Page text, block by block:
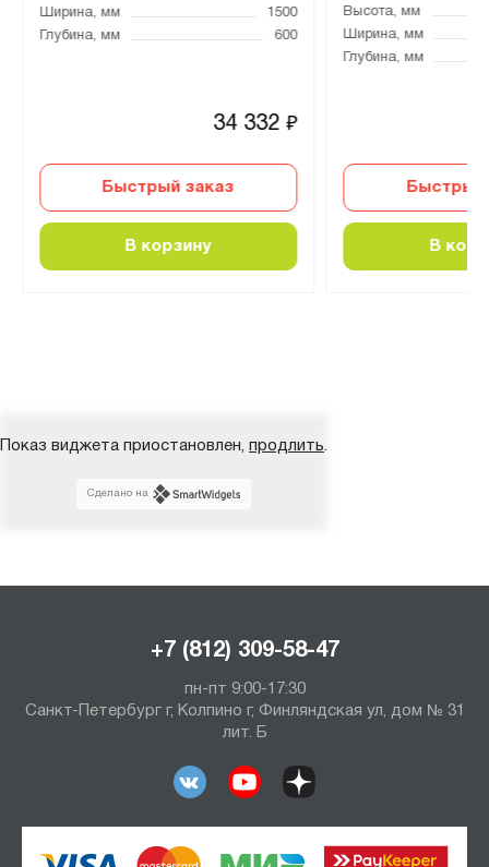
Ширина, мм
1500
Глубина, мм
600
34 332₽
Быстрый заказ
В корзину
Высота, мм
Ширина, мм
Глубина, мм
Быстрый
В
Показ виджета приостановлен, продлить.
Сделано на
+7 (812) 309-58-47
пн-пт 9:00-17:30
Санкт-Петербург г, Колпино г, Финляндская ул, дом № 31
лит. Б